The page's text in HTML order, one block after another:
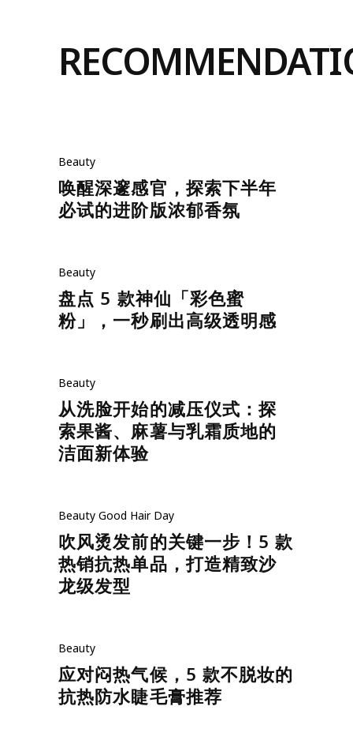
Beauty
唤醒深邃感官，探索下半年
必试的进阶版浓郁香氛
Beauty
盘点 5 款神仙「彩色蜜
粉」，一秒刷出高级透明感
Beauty
从洗脸开始的减压仪式：探
索果酱、麻薯与乳霜质地的
洁面新体验
Beauty Good Hair Day
吹风烫发前的关键一步！5 款
热销抗热单品，打造精致沙
龙级发型
Beauty
应对闷热气候，5 款不脱妆的
抗热防水睫毛膏推荐